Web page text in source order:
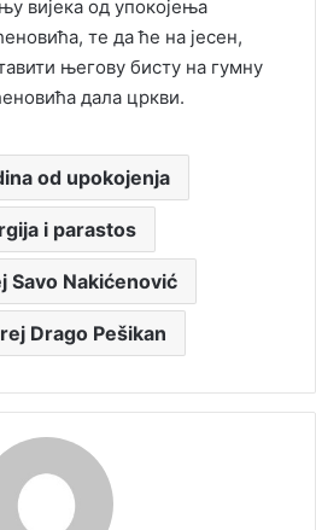
вијека од упокојења
те да ће на јесен,
његову бисту на гумну
дала цркви.
od upokojenja
i parastos
Savo Nakićenović
Drago Pešikan